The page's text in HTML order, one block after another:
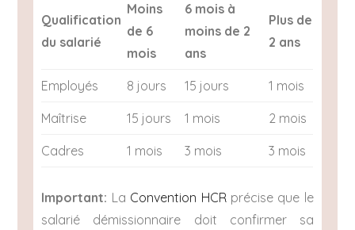
Qualification
du salarié
Moins
de 6
mois
6 mois à
moins de 2
ans
Plus de
2 ans
Employés 8 jours 15 jours 1 mois
Maîtrise 15 jours 1 mois 2 mois
Cadres 1 mois 3 mois 3 mois
Important: La Convention HCRprécise que le
salarié démissionnaire doit confirmer sa